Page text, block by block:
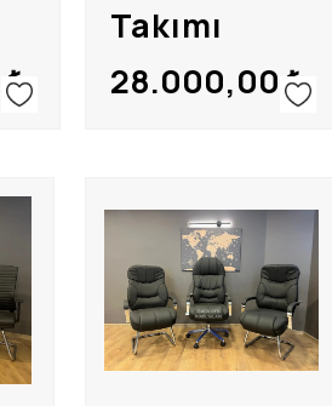
₺
Takımı
28.000,00₺